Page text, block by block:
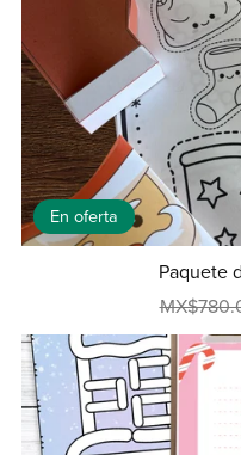
En oferta
Paquete